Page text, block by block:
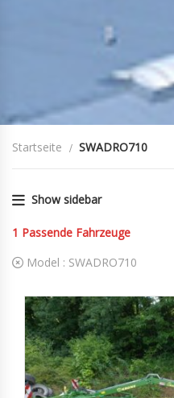
Startseite SWADRO710
Show sidebar
1 Passende Fahrzeuge
Model : SWADRO710